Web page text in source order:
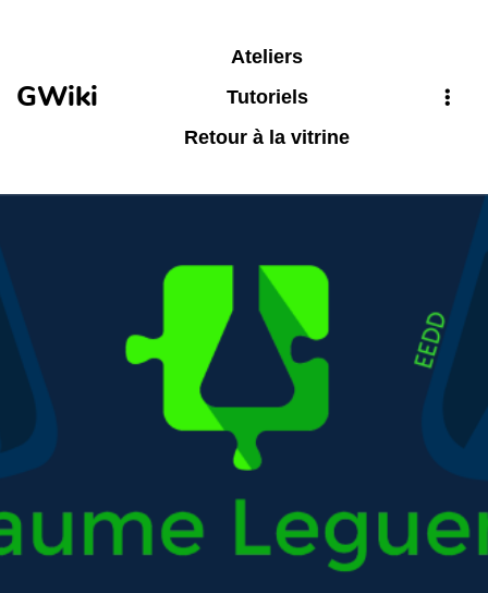
GWiki
Ateliers
Tutoriels
Retour à la vitrine